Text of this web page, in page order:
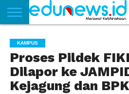
NEWS
EDUNEWS
LITERASI
PUSTAKA
SOSOK
TEKNO
KHASANAH
SASTRA
KAMPUS
Proses Pildek
Dilapor ke
Kejagung dan